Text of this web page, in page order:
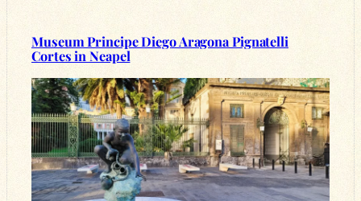
Museum Principe Diego Aragona Pignatelli
Cortes in Neapel